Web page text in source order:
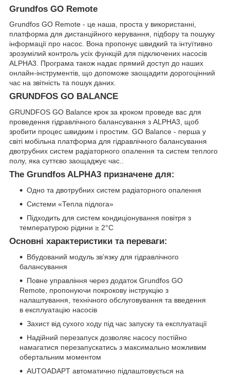
Grundfos GO Remote
Grundfos GO Remote - це наша, проста у використанні,
платформа для дистанційного керування, підбору та пошуку
інформації про насос. Вона пропонує швидкий та інтуїтивно
зрозумілий контроль усіх функцій для підключених насосів
ALPHA3. Програма також надає прямий доступ до наших
онлайн-інструментів, що допоможе заощадити дорогоцінний
час на звітність та пошук даних.
GRUNDFOS GO BALANCE
GRUNDFOS GO Balance крок за кроком проведе вас для
проведення гідравлічного балансування з ALPHA3, щоб
зробити процес швидким і простим. GO Balance - перша у
світі мобільна платформа для гідравлічного балансування
двотрубних систем радіаторного опалення та систем теплого
полу, яка суттєво заощаджує час..
The Grundfos ALPHA3 призначене для:
Одно та двотрубних систем радіаторного опалення
Системи «Тепла підлога»
Підходить для систем кондиціонування повітря з
температурою рідини ≥ 2°C
Основні характеристики та переваги:
Вбудований модуль зв’язку для гідравлічного
балансування
Повне управління через додаток Grundfos GO
Remote, пропонуючи покрокову інструкцію з
налаштування, технічного обслуговування та введення
в експлуатацію насосів
Захист від сухого ходу під час запуску та експлуатації
Надійний перезапуск дозволяє насосу постійно
намагатися перезапускатись з максимально можливим
обертальним моментом
AUTOADAPT автоматично підлаштовується на